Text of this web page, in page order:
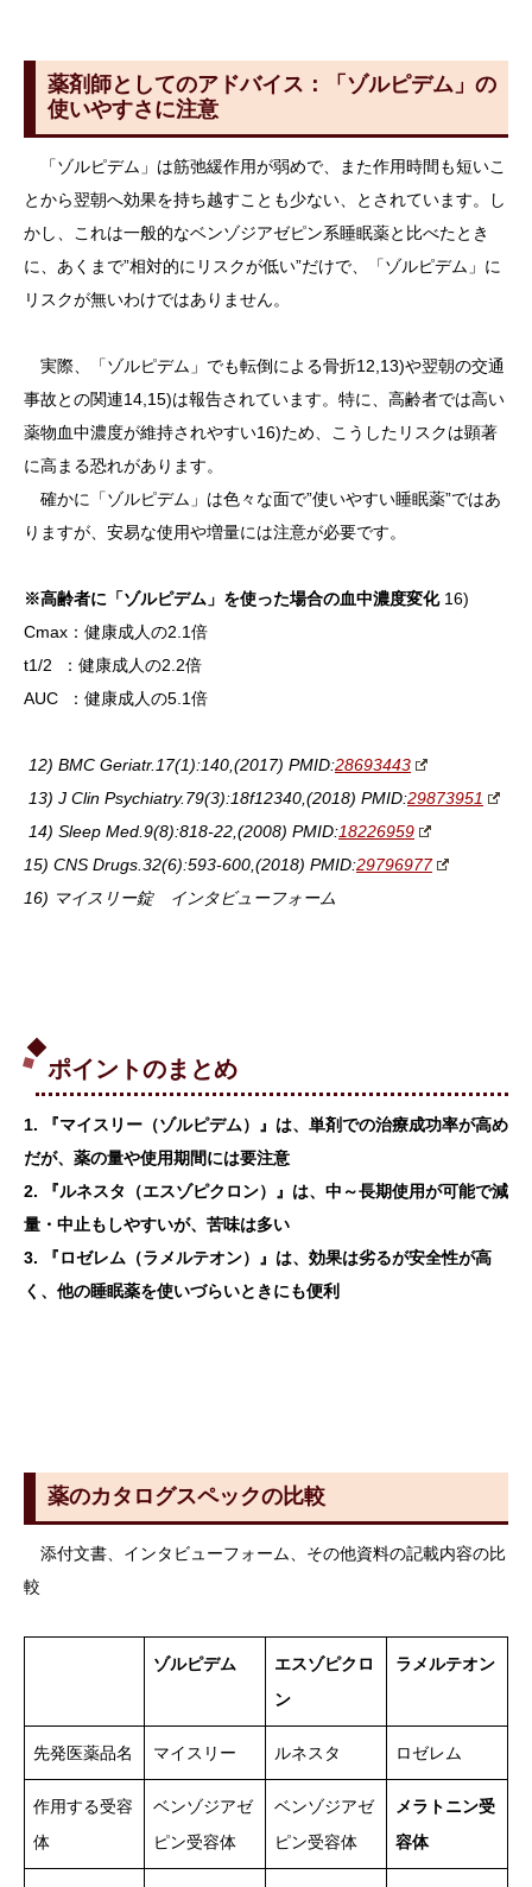
薬剤師としてのアドバイス：「ゾルピデム」の
使いやすさに注意
「ゾルピデム」は筋弛緩作用が弱めで、また作用時間も短いこ
とから翌朝へ効果を持ち越すことも少ない、とされています。し
かし、これは一般的なベンゾジアゼピン系睡眠薬と比べたとき
に、あくまで”相対的にリスクが低い”だけで、「ゾルピデム」に
リスクが無いわけではありません。
実際、「ゾルピデム」でも転倒による骨折12,13)や翌朝の交通
事故との関連14,15)は報告されています。特に、高齢者では高い
薬物血中濃度が維持されやすい16)ため、こうしたリスクは顕著
に高まる恐れがあります。
確かに「ゾルピデム」は色々な面で”使いやすい睡眠薬”ではあ
りますが、安易な使用や増量には注意が必要です。
※高齢者に「ゾルピデム」を使った場合の血中濃度変化 16)
Cmax：健康成人の2.1倍
t1/2 ：健康成人の2.2倍
AUC ：健康成人の5.1倍
12) BMC Geriatr.17(1):140,(2017) PMID:28693443
13) J Clin Psychiatry.79(3):18f12340,(2018) PMID:29873951
14) Sleep Med.9(8):818-22,(2008) PMID:18226959
15) CNS Drugs.32(6):593-600,(2018) PMID:29796977
16) マイスリー錠 インタビューフォーム
ポイントのまとめ
1. 『マイスリー（ゾルピデム）』は、単剤での治療成功率が高め
だが、薬の量や使用期間には要注意
2. 『ルネスタ（エスゾピクロン）』は、中～長期使用が可能で減
量・中止もしやすいが、苦味は多い
3. 『ロゼレム（ラメルテオン）』は、効果は劣るが安全性が高
く、他の睡眠薬を使いづらいときにも便利
薬のカタログスペックの比較
添付文書、インタビューフォーム、その他資料の記載内容の比
較
ゾルピデム
エスゾピクロ
ン
ラメルテオン
先発医薬品名 マイスリー ルネスタ ロゼレム
作用する受容
体
ベンゾジアゼ
ピン受容体
ベンゾジアゼ
ピン受容体
メラトニン受
容体